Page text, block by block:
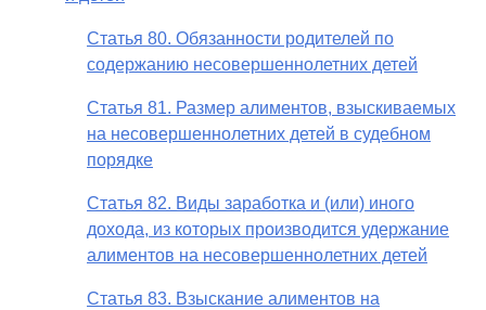
Статья 80. Обязанности родителей по
содержанию несовершеннолетних детей
Статья 81. Размер алиментов, взыскиваемых
на несовершеннолетних детей в судебном
порядке
Статья 82. Виды заработка и (или) иного
дохода, из которых производится удержание
алиментов на несовершеннолетних детей
Статья 83. Взыскание алиментов на